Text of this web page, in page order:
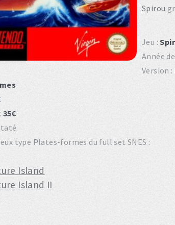
Spirou
Jeu :
Année
Version :
35€
type Plates-formes du full set SNES :
Island
Island II